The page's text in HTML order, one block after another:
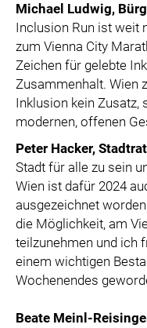
Michael Ludwig,
Inclusion Run ist weit
zum Vienna City
Zeichen für gelebte
Zusammenhalt. Wien
Inklusion kein Zusatz,
modernen, offenen
Peter Hacker, Stadtrat
Stadt für alle zu sein
Wien ist dafür 2024
ausgezeichnet
die Möglichkeit, am
teilzunehmen und ich
einem wichtigen
Wochenendes
Beate Meinl-